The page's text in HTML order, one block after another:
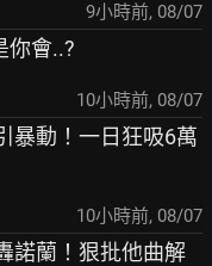
9小時前, 08/07
你會..?
10小時前, 08/07
暴動！一日狂吸6萬
10小時前, 08/07
諾蘭！狠批他曲解